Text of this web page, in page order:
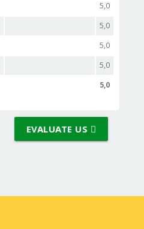
5,0
5,0
5,0
5,0
5,0
EVALUATE US